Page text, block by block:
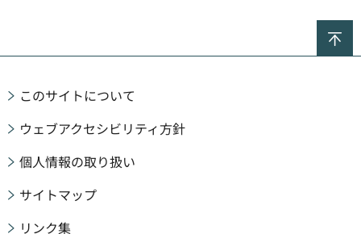
このサイトについて
ウェブアクセシビリティ方針
個人情報の取り扱い
サイトマップ
リンク集